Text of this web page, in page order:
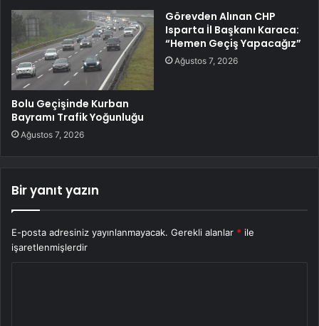
Bolu Geçişinde Kurban
Bayramı Trafik Yoğunluğu
Ağustos 7, 2026
Görevden Alınan CHP
Isparta İl Başkanı Karaca:
“Hemen Geçiş Yapacağız”
Ağustos 7, 2026
Bir yanıt yazın
E-posta adresiniz yayınlanmayacak. Gerekli alanlar * ile
işaretlenmişlerdir